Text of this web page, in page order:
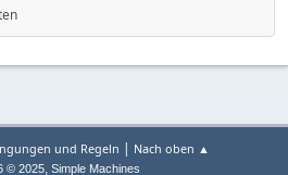
und Regeln | Nach oben ▲
© 2025, Simple Machines